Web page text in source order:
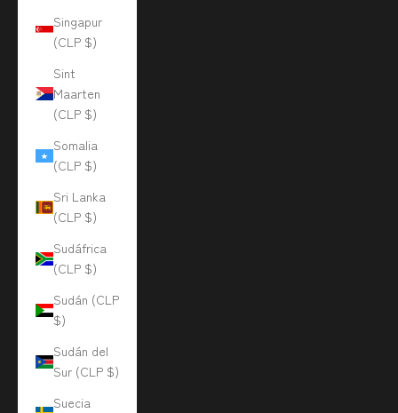
Singapur
(CLP $)
Sint
Maarten
(CLP $)
Somalia
(CLP $)
Sri Lanka
(CLP $)
Sudáfrica
(CLP $)
Sudán (CLP
$)
Sudán del
Sur (CLP $)
Suecia